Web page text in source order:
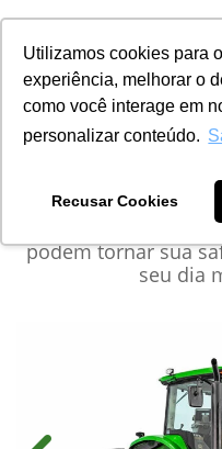
Utilizamos cookies para
experiência, melhorar o
como você interage em
personalizar conteúdo.
Recusar Cookies
menu
Ciarama Máquinas
John
As duas opções de
pneus, as opções
toda a
podem tornar sua
seu dia